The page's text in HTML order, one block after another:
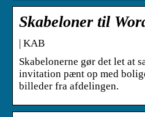
Skabeloner til
| KAB
Skabelonerne gør det let at
invitation pænt op med
billeder fra afdelingen.